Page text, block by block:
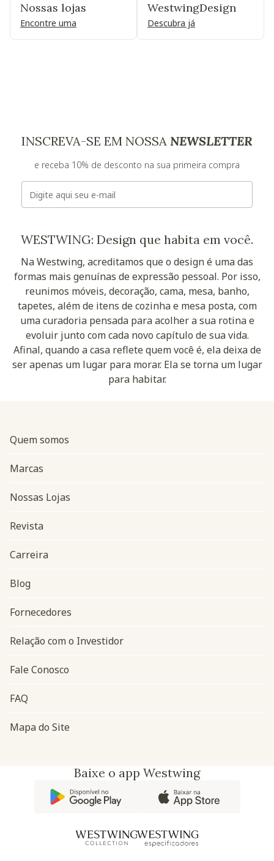
Nossas lojas
Encontre uma
WestwingDesign
Descubra já
INSCREVA-SE EM NOSSA NEWSLETTER
e receba 10% de desconto na sua primeira compra
WESTWING: Design que habita em você.
Na Westwing, acreditamos que o design é uma das
formas mais genuínas de expressão pessoal. Por isso,
reunimos móveis, decoração, cama, mesa, banho,
tapetes, além de itens de cozinha e mesa posta, com
uma curadoria pensada para acolher a sua rotina e
evoluir junto com cada novo capítulo de sua vida.
Afinal, quando a casa reflete quem você é, ela deixa de
ser apenas um lugar para morar. Ela se torna um lugar
para habitar.
Navegação do rodapé
Quem somos
Marcas
Nossas Lojas
Revista
Carreira
Blog
Fornecedores
Relação com o Investidor
Fale Conosco
FAQ
Mapa do Site
Baixe o app Westwing